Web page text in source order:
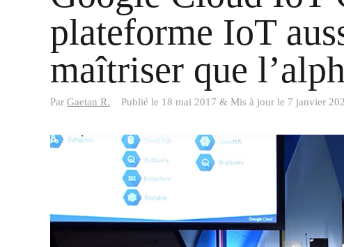
plateforme IoT
maîtriser que
Par Gaetan R. Publié le 18 mai 2017 & Mis à jour le 7 janvier